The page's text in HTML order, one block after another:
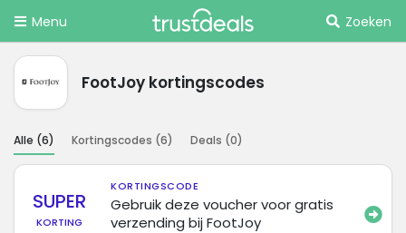
Menu Zoeken
FootJoy kortingscodes
Alle (6) Kortingscodes (6) Deals (0)
SUPER
KORTING
KORTINGSCODE
Gebruik deze voucher voor gratis
verzending bij FootJoy